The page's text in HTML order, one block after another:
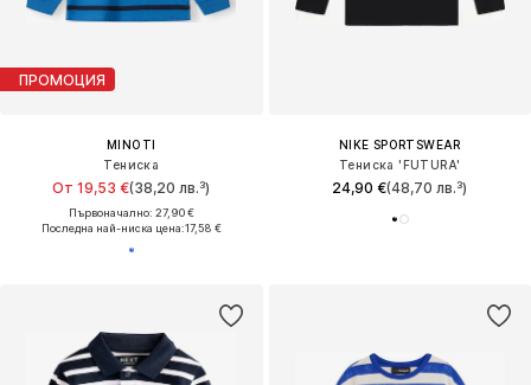
ПРОМОЦИЯ
MINOTI
Тениска
От 19,53 €(38,20 лв.³)
Първоначално: 27,90 €
Последна най-ниска цена:17,58 €
NIKE SPORTSWEAR
Тениска 'FUTURA'
24,90 €(48,70 лв.³)